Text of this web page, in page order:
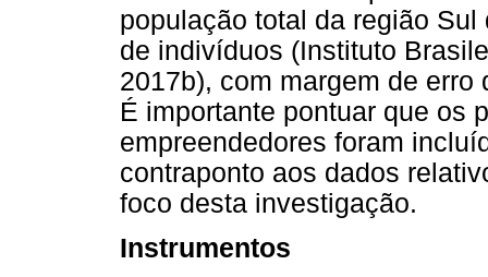
população total da região
de indivíduos (Instituto
2017b), com margem de
É importante pontuar que os
empreendedores foram
contraponto aos dados
foco desta investigação.
Instrumentos